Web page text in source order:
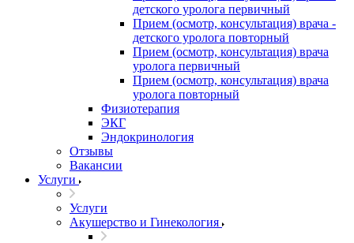
детского уролога первичный
Прием (осмотр, консультация) врача -
детского уролога повторный
Прием (осмотр, консультация) врача
уролога первичный
Прием (осмотр, консультация) врача
уролога повторный
Физиотерапия
ЭКГ
Эндокринология
Отзывы
Вакансии
Услуги
Услуги
Акушерство и Гинекология